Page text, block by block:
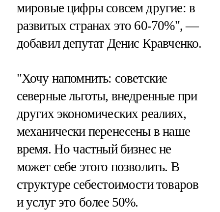
мировые цифры совсем другие: в
развитых странах это 60-70%", —
добавил депутат Денис Кравченко.
"Хочу напомнить: советские
северные льготы, внедренные при
других экономических реалиях,
механически перенесены в наше
время. Но частный бизнес не
может себе этого позволить. В
структуре себестоимости товаров
и услуг это более 50%.